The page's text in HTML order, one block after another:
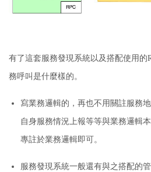
有了這套服務發現系統以及搭配使用的
務呼叫是什麼樣的。
寫業務邏輯的，再也不用關註服務
自身服務情況上報等等與業務邏輯
專註於業務邏輯即可。
服務發現系統一般還有與之搭配的